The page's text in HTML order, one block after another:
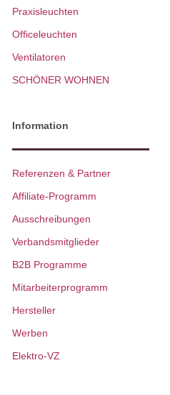
Praxisleuchten
Officeleuchten
Ventilatoren
SCHÖNER WOHNEN
Information
Referenzen & Partner
Affiliate-Programm
Ausschreibungen
Verbandsmitglieder
B2B Programme
Mitarbeiterprogramm
Hersteller
Werben
Elektro-VZ